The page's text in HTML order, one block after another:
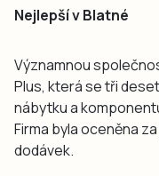
Nejlepší v Blatné
Významnou
Plus, která se tři
nábytku a
Firma byla oceněna
dodávek.